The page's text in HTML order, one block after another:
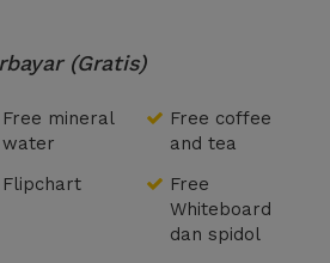
yang terletak di daerah Karet,
Jakarta Selatan. Dengan desain
membuat anda menikmati
pekerjaan sebagai profesional di
tengan padatnya kota Jakarta.
Terletak di pusat perkantoran
terbesar di Jakarta, menjadikan
ruangan ini dekat dengan berbagai
(Gratis)
Free mineral
water
Free coffee
and tea
Flipchart
Free
Whiteboard
dan spidol